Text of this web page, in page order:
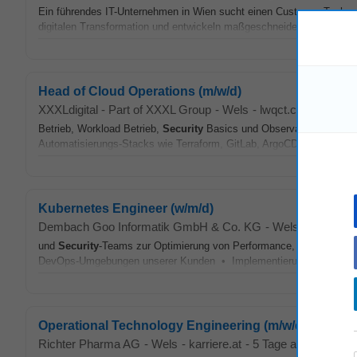
Ein führendes IT-Unternehmen in Wien sucht einen Customer
digitalen Transformation und entwickeln maßgeschneiderte
Head of Cloud Operations (m/w/d)
XXXLdigital - Part of XXXL Group - Wels - lwqct.com
Betrieb, Workload Betrieb, Security Basics und Observability nicht
Automatisierungs-Stacks wie Terraform, GitLab, ArgoCD, Grafana,
Kubernetes Engineer (w/m/d)
Dembach Goo Informatik GmbH & Co. KG - Wels
und Security-Teams zur Optimierung von Performance, Reliability
DevOps-Umgebungen unserer Kunden • Implementierung
Operational Technology Engineering (m/w/d)
Richter Pharma AG - Wels - karriere.at - 5 Tage alt